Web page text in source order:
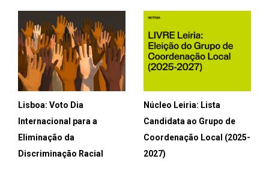
Lisboa: Voto Dia
Internacional para a
Eliminação da
Discriminação Racial
Núcleo Leiria: Lista
Candidata ao Grupo de
Coordenação Local (2025-
2027)